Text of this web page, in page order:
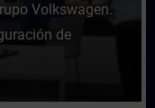
Volkswagen.
de